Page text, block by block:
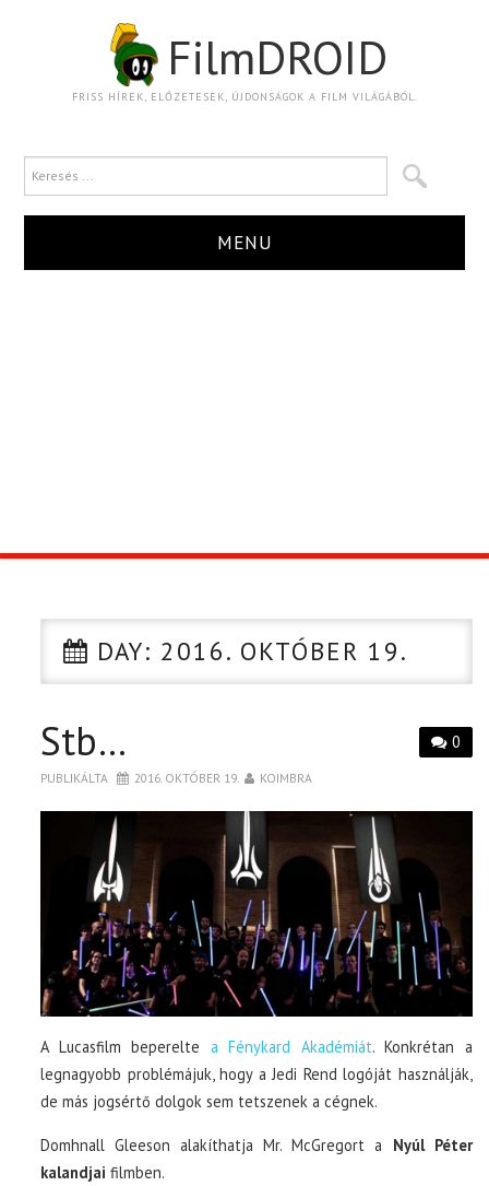
FilmDROID
FRISS HÍREK, ELŐZETESEK, ÚJDONSÁGOK A FILM VILÁGÁBÓL.
MENU
CIKK
PÓLÓ RENDELÉS
DAY: 2016. OKTÓBER 19.
0
Stb…
PUBLIKÁLTA 2016. OKTÓBER 19. KOIMBRA
A Lucasfilm beperelte a Fénykard Akadémiát. Konkrétan a
legnagyobb problémájuk, hogy a Jedi Rend logóját használják,
de más jogsértő dolgok sem tetszenek a cégnek.
Domhnall Gleeson alakíthatja Mr. McGregort a Nyúl Péter
kalandjai filmben.